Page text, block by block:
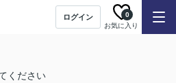
ログイン
お気に入り
0
ください